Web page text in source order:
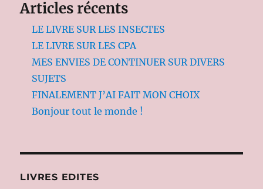
Articles récents
LE LIVRE SUR LES INSECTES
LE LIVRE SUR LES CPA
MES ENVIES DE CONTINUER SUR DIVERS
SUJETS
FINALEMENT J’AI FAIT MON CHOIX
Bonjour tout le monde !
LIVRES EDITES